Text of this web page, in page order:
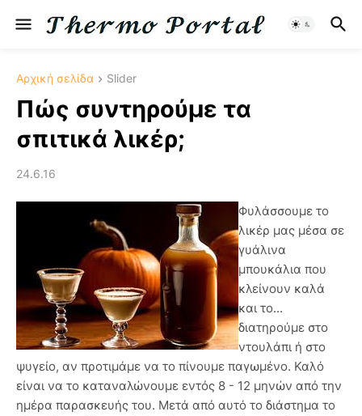
Αρχική σελίδα Slider
Πώς συντηρούμε τα
σπιτικά λικέρ;
24.6.16
Φυλάσσουμε το
λικέρ μας μέσα σε
γυάλινα
μπουκάλια που
κλείνουν καλά
και το...
διατηρούμε στο
ντουλάπι ή στο
ψυγείο, αν προτιμάμε να το πίνουμε παγωμένο. Καλό
είναι να το καταναλώνουμε εντός 8 - 12 μηνών από την
ημέρα παρασκευής του. Μετά από αυτό το διάστημα το